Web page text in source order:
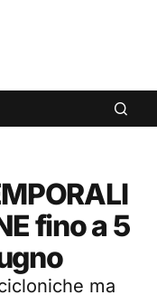
fino a 5
ma